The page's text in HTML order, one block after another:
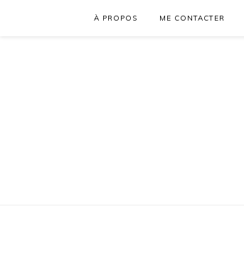
À PROPOS ME CONTACTER